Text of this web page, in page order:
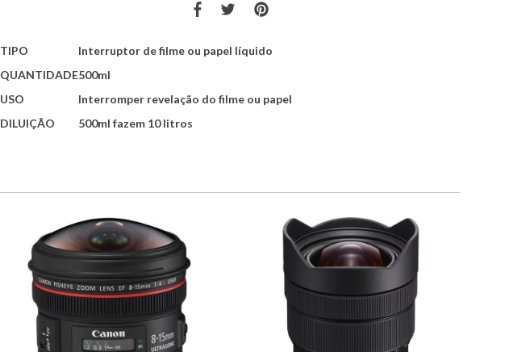
TIPO
Interruptor de filme ou papel líquido
QUANTIDADE500ml
USO
Interromper revelação do filme ou papel
DILUIÇÃO
500ml fazem 10 litros